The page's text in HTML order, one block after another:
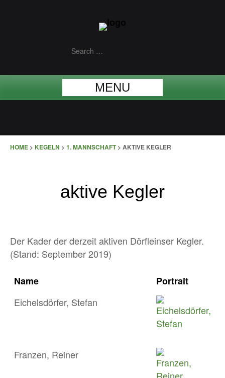
MENU
HOME > KEGELN > 1. MANNSCHAFT > AKTIVE KEGLER
aktive Kegler
Der Kader der derzeit aktiven Dörfleinser Kegler.
(Stand: September 2019)
Name
Portrait
Eichelsdörfer, Stefan
Franzen, Reiner